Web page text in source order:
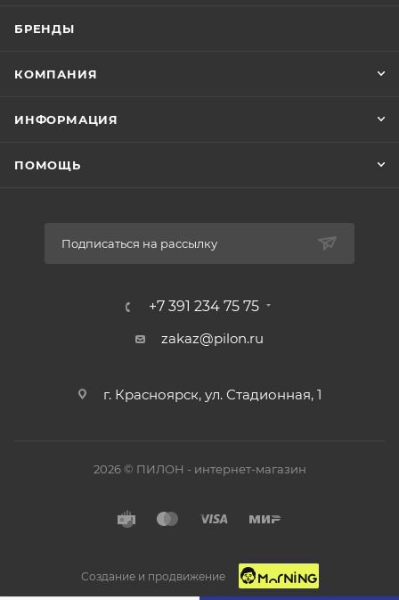
БРЕНДЫ
КОМПАНИЯ
ИНФОРМАЦИЯ
ПОМОЩЬ
Подписаться на рассылку
+7 391 234 75 75
zakaz@pilon.ru
г. Красноярск, ул. Стадионная, 1
2026 © ПИЛОН - интернет-магазин
Создание и продвижение